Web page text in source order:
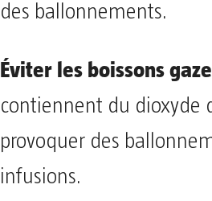
des ballonnements.
Éviter les boissons
contiennent du dioxyde
provoquer des
infusions.